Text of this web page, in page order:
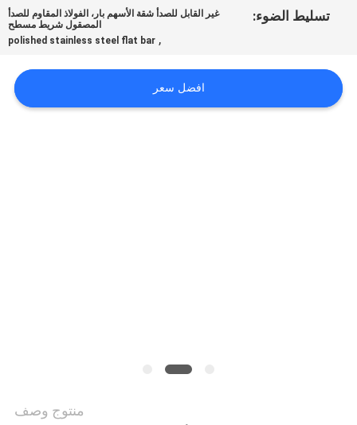
أخبار
حالات
COMPANY
تسليط الضوء:
غير القابل للصدأ شقة الأسهم بار، الفولاذ المقاوم للصدأ
المصقول شريط مسطح
,
polished stainless steel flat bar
افضل سعر
منتوج وصف